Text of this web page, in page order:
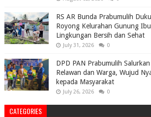
RS AR Bunda Prabumulih
Royong Kelurahan Gunung
Lingkungan Bersih dan Sehat
July 31, 2026 0
DPD PAN Prabumulih
Relawan dan Warga, Wujud
kepada Masyarakat
July 26, 2026 0
CATEGORIES